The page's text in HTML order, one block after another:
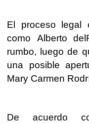
El proceso legal
como Alberto
rumbo, luego de
una posible
Mary Carmen
De acuerdo